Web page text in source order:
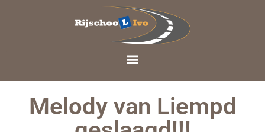
Melody van Liempd